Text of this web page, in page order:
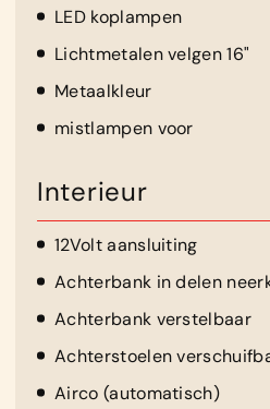
LED koplampen
Lichtmetalen velgen 16"
Metaalkleur
mistlampen voor
Interieur
12Volt aansluiting
Achterbank in delen
Achterbank verstelbaar
Achterstoelen
Airco (automatisch)